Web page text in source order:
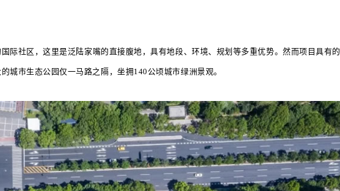
际社区，这里是泛陆家嘴的直接腹地，具有地段、环境、规划等多重优势。然而项目具有
市生态公园仅一马路之隔，坐拥140公顷城市绿洲景观。